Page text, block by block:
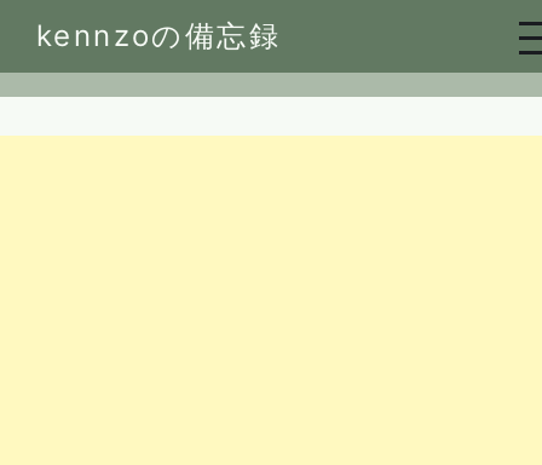
kennzoの備忘録
to
content